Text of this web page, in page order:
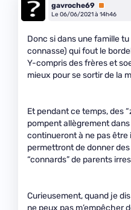
gavroche69 Premium
Le 06/06/2021 à 14h46
Donc si dans une famille
connasse) qui fout le
Y-compris des frères et
mieux pour se sortir de la
Et pendant ce temps, des
pompent allègrement
continueront à ne pas être
permettront de donner
“connards” de parents
Curieusement, quand je